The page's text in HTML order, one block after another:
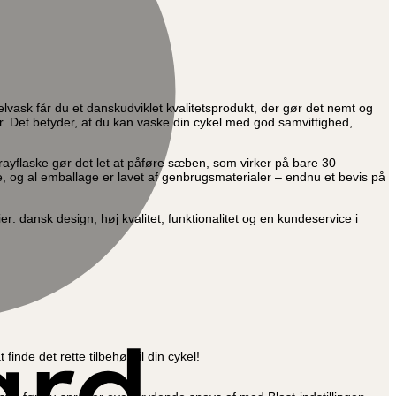
får du et danskudviklet kvalitetsprodukt, der gør det nemt og
betyder, at du kan vaske din cykel med god samvittighed,
gør det let at påføre sæben, som virker på bare 30
al emballage er lavet af genbrugsmaterialer – endnu et bevis på
dansk design, høj kvalitet, funktionalitet og en kundeservice i
finde det rette tilbehør til din cykel!